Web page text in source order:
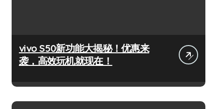
vivo S50新功能大揭秘！优惠来
袭，高效玩机就现在！